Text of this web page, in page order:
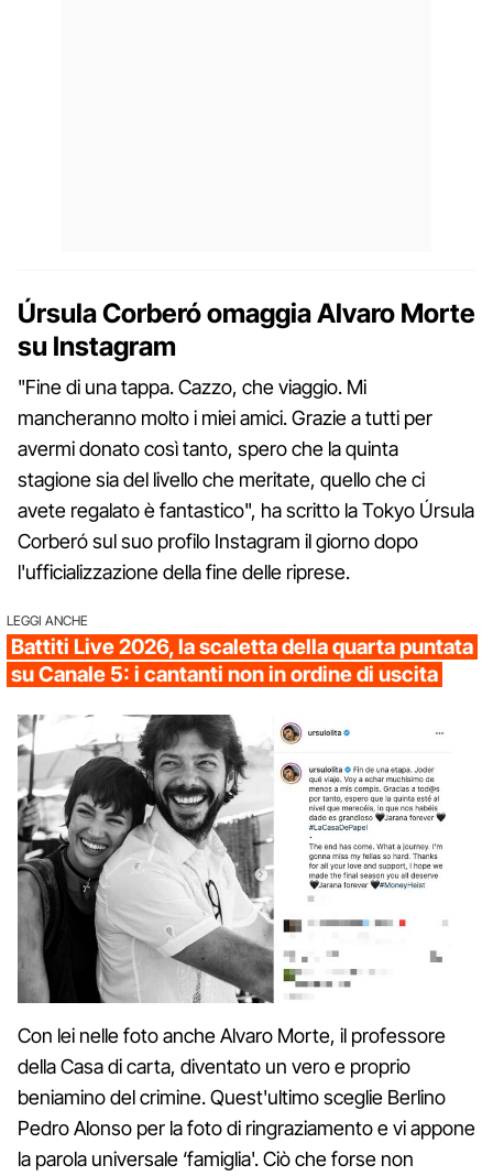
Úrsula Corberó omaggia Alvaro Morte
su Instagram
"Fine di una tappa. Cazzo, che viaggio. Mi
mancheranno molto i miei amici. Grazie a tutti per
avermi donato così tanto, spero che la quinta
stagione sia del livello che meritate, quello che ci
avete regalato è fantastico", ha scritto la Tokyo Úrsula
Corberó sul suo profilo Instagram il giorno dopo
l'ufficializzazione della fine delle riprese.
LEGGI ANCHE
Battiti Live 2026, la scaletta della quarta puntata
su Canale 5: i cantanti non in ordine di uscita
Con lei nelle foto anche Alvaro Morte, il professore
della Casa di carta, diventato un vero e proprio
beniamino del crimine. Quest'ultimo sceglie Berlino
Pedro Alonso per la foto di ringraziamento e vi appone
la parola universale ‘famiglia'. Ciò che forse non